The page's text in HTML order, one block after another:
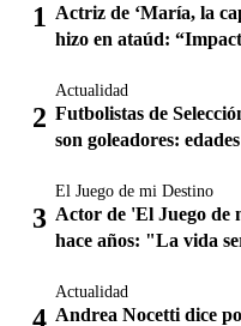
Actriz de ‘María, la
hizo en ataúd:
Actualidad
Futbolistas de
son goleadores:
El Juego de mi Destino
Actor de 'El Juego de
hace años: "La vida
Actualidad
Andrea Nocetti dice